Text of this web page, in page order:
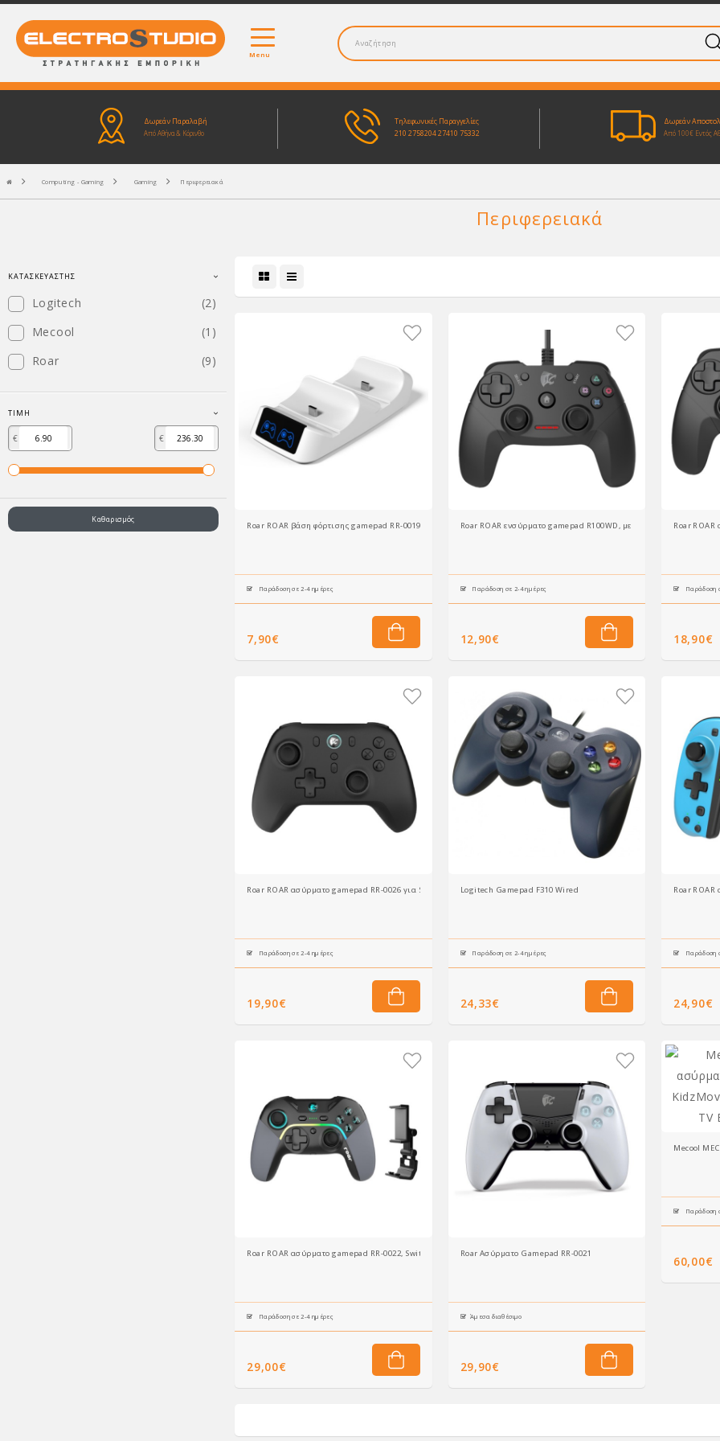
Menu
Δωρεάν Παραλαβή
Από Αθήνα & Κόρινθο
Τηλεφωνικές Παραγγελίες
210 275820427410 75332
Δωρεάν
Από 100€ Εντός
Computing - Gaming Gaming Περιφερειακά
Περιφερειακά
ΚΑΤΑΣΚΕΥΑΣΤΉΣ
Logitech
(2)
Mecool
(1)
Roar
(9)
ΤΙΜΉ
€ €
Καθαρισμός
Roar ROAR βάση φόρτισης gamepad RR-0019 για 2x PS5 DualSense, λευκή
Παράδοση σε 2-4 ημέρες
7,90€
Roar ROAR ενσύρματο gamepad R100WD, με vibration, PC, PS3 &
Παράδοση σε 2-4 ημέρες
12,90€
Roar
Παράδοση
18,90€
Roar ROAR ασύρματο gamepad RR-0026 για Switch/PS3/PC/Android, 2.4GHz, μαύρο
Παράδοση σε 2-4 ημέρες
19,90€
Logitech Gamepad F310 Wired
Παράδοση σε 2-4 ημέρες
24,33€
Roar
Παράδοση
24,90€
Roar ROAR ασύρματο gamepad RR-0022, Switch/PC/iOS/Android, Bluetooth, μαύρο
Παράδοση σε 2-4 ημέρες
29,00€
Roar Ασύρματο Gamepad RR-0021
Άμεσα διαθέσιμο
29,90€
Mecool
Παράδοση
60,00€